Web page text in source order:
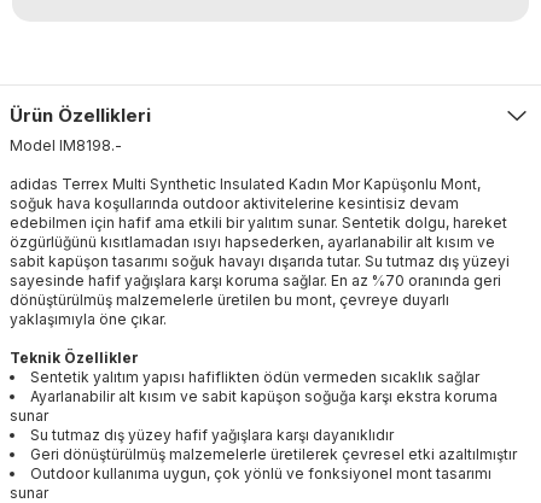
Ürün Özellikleri
Model IM8198.-
adidas Terrex Multi Synthetic Insulated Kadın Mor Kapüşonlu Mont,
soğuk hava koşullarında outdoor aktivitelerine kesintisiz devam
edebilmen için hafif ama etkili bir yalıtım sunar. Sentetik dolgu, hareket
özgürlüğünü kısıtlamadan ısıyı hapsederken, ayarlanabilir alt kısım ve
sabit kapüşon tasarımı soğuk havayı dışarıda tutar. Su tutmaz dış yüzeyi
sayesinde hafif yağışlara karşı koruma sağlar. En az %70 oranında geri
dönüştürülmüş malzemelerle üretilen bu mont, çevreye duyarlı
yaklaşımıyla öne çıkar.
Teknik Özellikler
Sentetik yalıtım yapısı hafiflikten ödün vermeden sıcaklık sağlar
Ayarlanabilir alt kısım ve sabit kapüşon soğuğa karşı ekstra koruma
sunar
Su tutmaz dış yüzey hafif yağışlara karşı dayanıklıdır
Geri dönüştürülmüş malzemelerle üretilerek çevresel etki azaltılmıştır
Outdoor kullanıma uygun, çok yönlü ve fonksiyonel mont tasarımı
sunar